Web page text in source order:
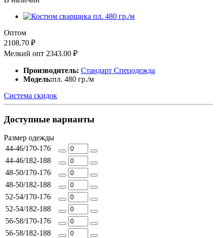
Оптом
2108.70 ₽
Мелкий опт 2343.00 ₽
Производитель: Стандарт Спецодежда
Модель:пл. 480 гр./м
Система скидок
Доступные варианты
Размер одежды
44-46/170-176
44-46/182-188
48-50/170-176
48-50/182-188
52-54/170-176
52-54/182-188
56-58/170-176
56-58/182-188